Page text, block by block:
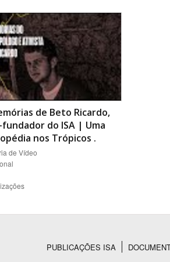
de Beto Ricardo,
fundador do ISA | Uma
nos Trópicos .
de Vídeo
PUBLICAÇÕES ISA